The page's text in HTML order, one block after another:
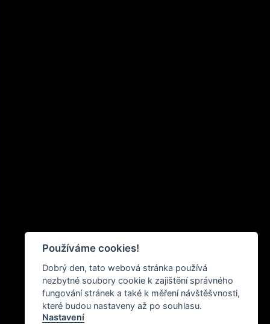
Používáme cookies!
Dobrý den, tato webová stránka používá
nezbytné soubory cookie k zajištění správného
fungování stránek a také k měření návštěšvnosti,
které budou nastaveny až po souhlasu.
Nastavení